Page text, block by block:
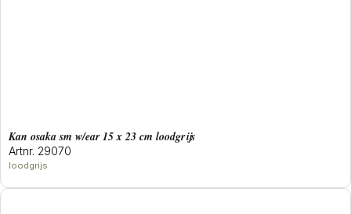
Kan osaka sm w/ear 15 x 23 cm loodgrijs
Artnr. 29070
loodgrijs